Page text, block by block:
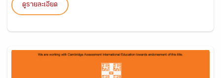
ดูรายละเอียด